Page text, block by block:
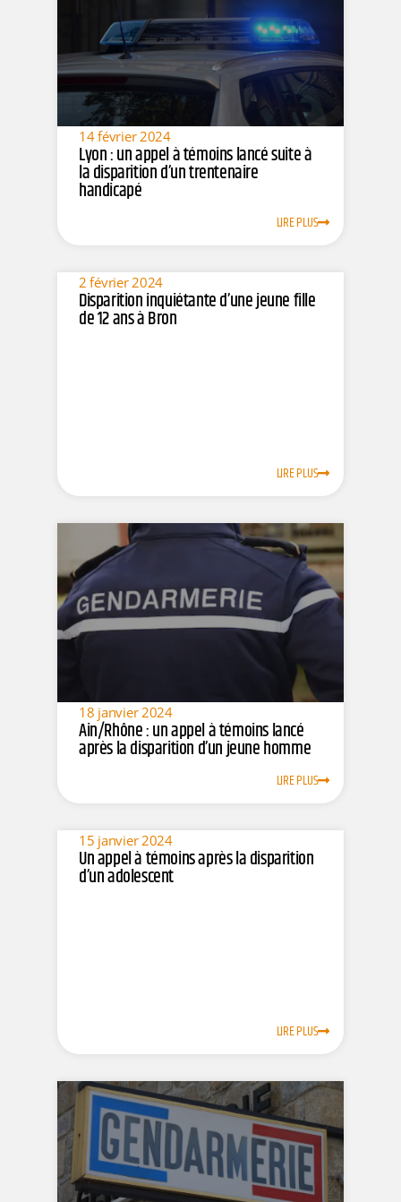
14 février 2024
Lyon : un appel à témoins lancé suite à
la disparition d’un trentenaire
handicapé
LIRE PLUS
2 février 2024
Disparition inquiétante d’une jeune fille
de 12 ans à Bron
LIRE PLUS
18 janvier 2024
Ain/Rhône : un appel à témoins lancé
après la disparition d’un jeune homme
LIRE PLUS
15 janvier 2024
Un appel à témoins après la disparition
d’un adolescent
LIRE PLUS